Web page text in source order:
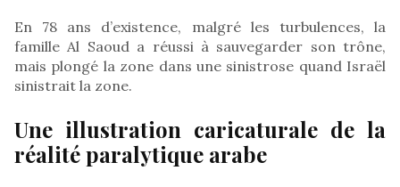
En 78 ans d’existence, malgré les turbulences, la
famille Al Saoud a réussi à sauvegarder son trône,
mais plongé la zone dans une sinistrose quand Israël
sinistrait la zone.
Une illustration caricaturale de la
réalité paralytique arabe